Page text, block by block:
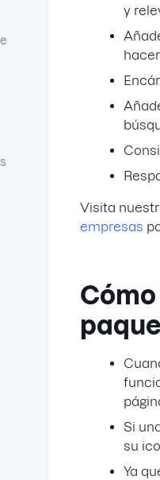
y
Visita
empresas
Si
su
Ya